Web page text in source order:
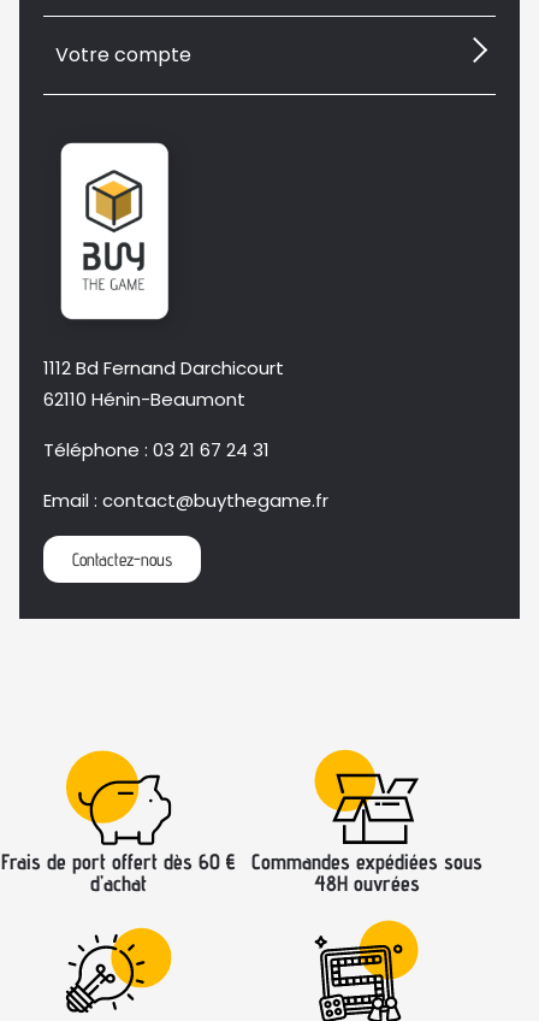
1112 Bd Fernand Darchicourt
62110 Hénin-Beaumont
Téléphone : 03 21 67 24 31
Email : contact@buythegame.fr
Contactez-nous
Votre compte
Frais de port offert dès 60 €
d’achat
Commandes expédiées sous
48H ouvrées